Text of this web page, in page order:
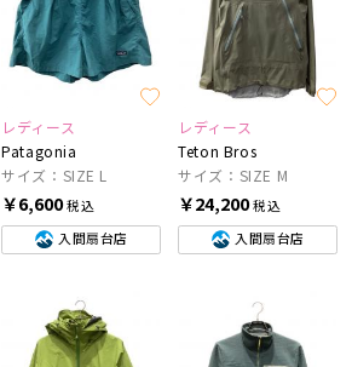
レディース
Patagonia
サイズ：SIZE L
￥6,600税込
入間扇台店
レディース
Teton Bros
サイズ：SIZE M
￥24,200税込
入間扇台店